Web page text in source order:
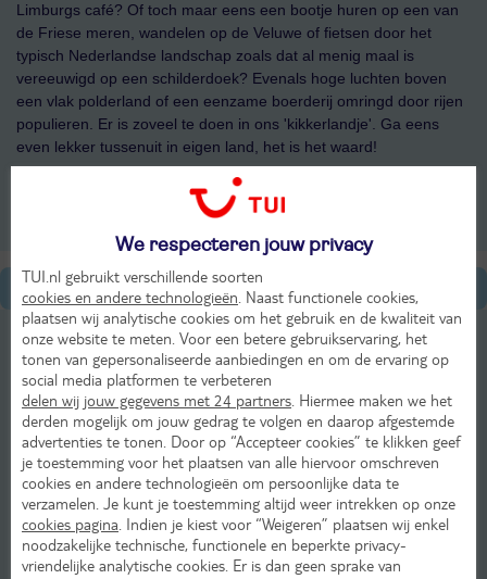
Limburgs café? Of toch maar eens een bootje huren op een van
de Friese meren, wandelen op de Veluwe of fietsen door het
typisch Nederlandse landschap zoals dat al menig maal is
vereeuwigd op een schilderdoek? Evenals hoge luchten boven
een vlak polderland of een eenzame boerderij omringd door rijen
populieren. Er is zoveel te doen in ons 'kikkerlandje'. Ga eens
even lekker tussenuit in eigen land, het is het waard!
Algemene informatie
Beziens- & wetenswaardigheden van Nederland
Bevolking, Cultuur & Religie van Nederland
Eten & drinken in Nederland
Feesten & Evenementen in Nederland
Geografie van Nederland
Geldzaken in Nederland
We respecteren jouw privacy
TUI.nl gebruikt verschillende soorten
cookies en andere technologieën . Naast functionele cookies,
plaatsen wij analytische cookies om het gebruik en de kwaliteit van
onze website te meten. Voor een betere gebruikservaring, het
tonen van gepersonaliseerde aanbiedingen en om de ervaring op
social media platformen te verbeteren
delen wij jouw gegevens met 24 partners . Hiermee maken we het
derden mogelijk om jouw gedrag te volgen en daarop afgestemde
advertenties te tonen. Door op “Accepteer cookies” te klikken geef
je toestemming voor het plaatsen van alle hiervoor omschreven
cookies en andere technologieën om persoonlijke data te
verzamelen. Je kunt je toestemming altijd weer intrekken op onze
cookies pagina . Indien je kiest voor “Weigeren” plaatsen wij enkel
noodzakelijke technische, functionele en beperkte privacy-
vriendelijke analytische cookies. Er is dan geen sprake van